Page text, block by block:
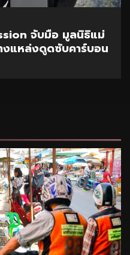
จับมือ มูลนิธิแม่
แหล่งดูดซับคาร์บอน